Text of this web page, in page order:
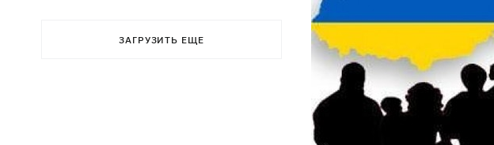
ЗАГРУЗИТЬ ЕЩЕ